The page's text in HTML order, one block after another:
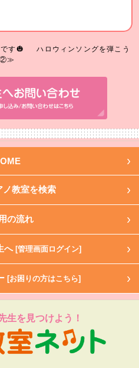
す🎃
ハロウィンソングを弾こう
②≫
ノ教室を検索
の流れ
へ [管理画面ログイン]
[お困りの方はこちら]
生を見つけよう！